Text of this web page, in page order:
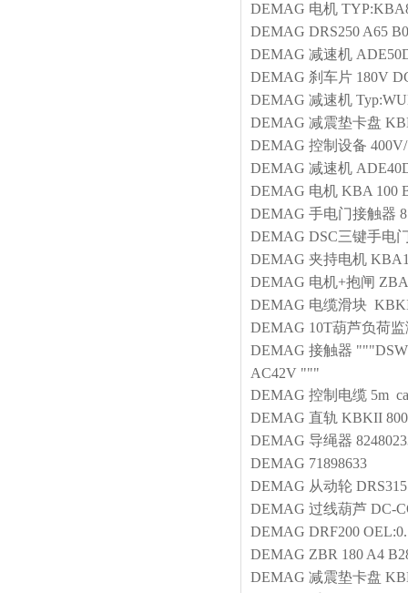
DEMAG 电机
DEMAG DRS250 A65
DEMAG 减速机
DEMAG 刹车片 180V
DEMAG 减速机
DEMAG 减震垫卡盘
DEMAG 控制设备
DEMAG 减速机
DEMAG 电机 KBA 100
DEMAG 手电门接触器
DEMAG DSC三键手电
DEMAG 夹持电机
DEMAG 电机+抱闸
DEMAG 电缆滑块
DEMAG 10T葫芦负荷
DEMAG 接触器
AC42V """
DEMAG 控制电缆 5m
DEMAG 直轨 KBKII
DEMAG 导绳器
DEMAG 71898633
DEMAG 从动轮
DEMAG 过线葫芦 DC-
DEMAG DRF200
DEMAG ZBR 180 A4
DEMAG 减震垫卡盘